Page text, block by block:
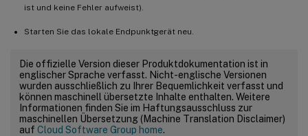
ist und keine Fehler aufweist).
Starten Sie das lokale Endpunktgerät neu.
Die offizielle Version dieser Produktdokumentation ist in
englischer Sprache verfasst. Nicht-englische Versionen
wurden ausschließlich zu Ihrer Bequemlichkeit verfasst und
können maschinell übersetzte Inhalte enthalten. Weitere
Informationen finden Sie im Haftungsausschluss zur
maschinellen Übersetzung (Machine Translation Disclaimer)
auf Cloud Software Group home.